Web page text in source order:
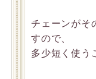
チェーンがそ
すので、
多少短く使う